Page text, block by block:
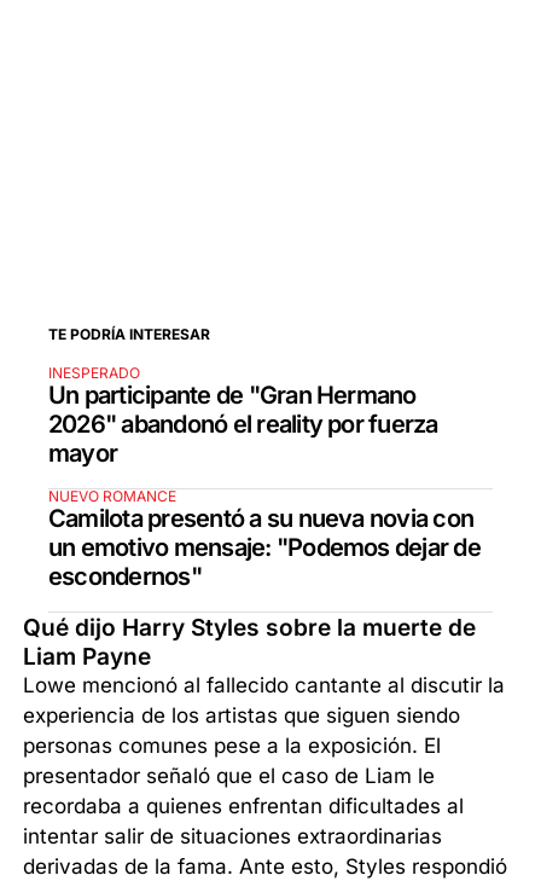
TE PODRÍA INTERESAR
INESPERADO
Un participante de "Gran Hermano
2026" abandonó el reality por fuerza
mayor
NUEVO ROMANCE
Camilota presentó a su nueva novia con
un emotivo mensaje: "Podemos dejar de
escondernos"
Qué dijo Harry Styles sobre la muerte de
Liam Payne
Lowe mencionó al fallecido cantante al discutir la
experiencia de los artistas que siguen siendo
personas comunes pese a la exposición. El
presentador señaló que el caso de Liam le
recordaba a quienes enfrentan dificultades al
intentar salir de situaciones extraordinarias
derivadas de la fama. Ante esto, Styles respondió